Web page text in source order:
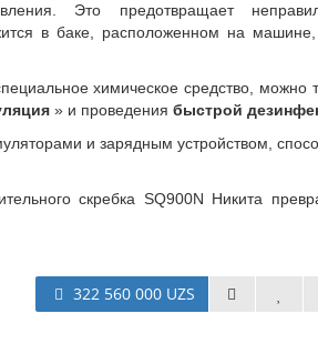
Это предотвращает
в баке, расположенном на
химическое средство, можно
» и проведения быстрой
и зарядным устройством,
скребка SQ900N Никита
322 560 000 UZS